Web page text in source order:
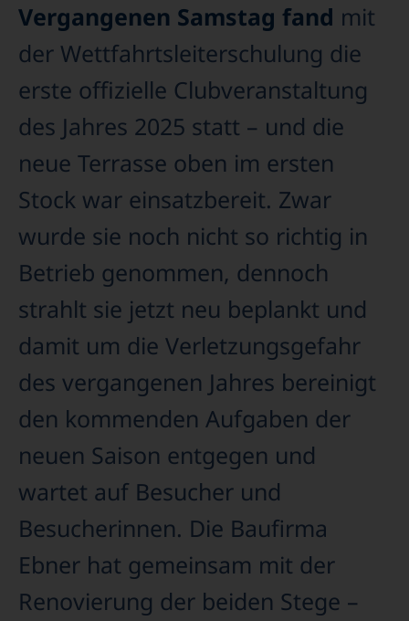
Vergangenen Samstag fand mit
der Wettfahrtsleiterschulung die
erste offizielle Clubveranstaltung
des Jahres 2025 statt – und die
neue Terrasse oben im ersten
Stock war einsatzbereit. Zwar
wurde sie noch nicht so richtig in
Betrieb genommen, dennoch
strahlt sie jetzt neu beplankt und
damit um die Verletzungsgefahr
des vergangenen Jahres bereinigt
den kommenden Aufgaben der
neuen Saison entgegen und
wartet auf Besucher und
Besucherinnen. Die Baufirma
Ebner hat gemeinsam mit der
Renovierung der beiden Stege –